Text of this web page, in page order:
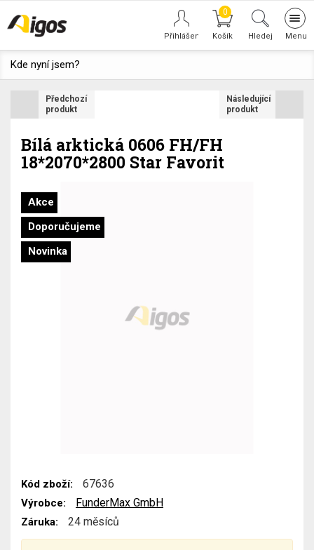
0
Hledej
Kde nyní jsem?
Předchozí
produkt
Následující
produkt
Bílá arktická 0606 FH/FH
18*2070*2800 Star Favorit
Akce
Doporučujeme
Novinka
Kód zboží: 67636
Výrobce: FunderMax GmbH
Záruka: 24 měsíců